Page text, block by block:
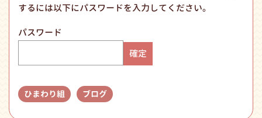
するには以下にパスワードを入力してください。
パスワード
ひまわり組 ブログ